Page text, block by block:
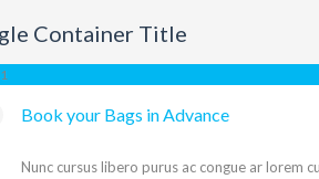
Container Title
Book your Bags in Advance
Nunc cursus libero purus ac congue ar lorem